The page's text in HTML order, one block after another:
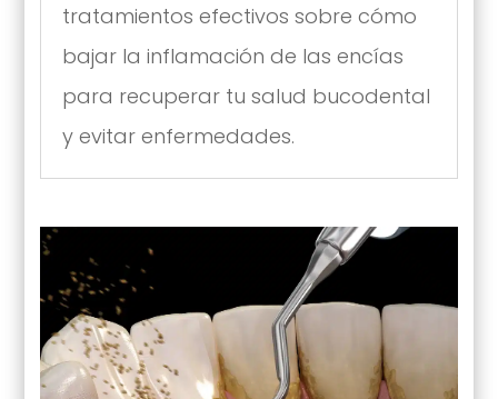
tratamientos efectivos sobre cómo
bajar la inflamación de las encías
para recuperar tu salud bucodental
y evitar enfermedades.